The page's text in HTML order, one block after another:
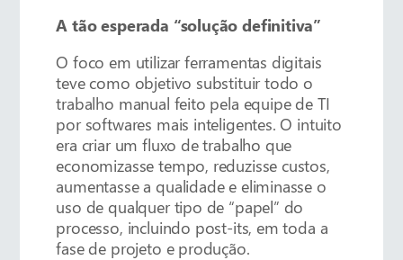
A tão esperada “solução definitiva”
O foco em utilizar ferramentas digitais
teve como objetivo substituir todo o
trabalho manual feito pela equipe de TI
por softwares mais inteligentes. O intuito
era criar um fluxo de trabalho que
economizasse tempo, reduzisse custos,
aumentasse a qualidade e eliminasse o
uso de qualquer tipo de “papel” do
processo, incluindo post-its, em toda a
fase de projeto e produção.